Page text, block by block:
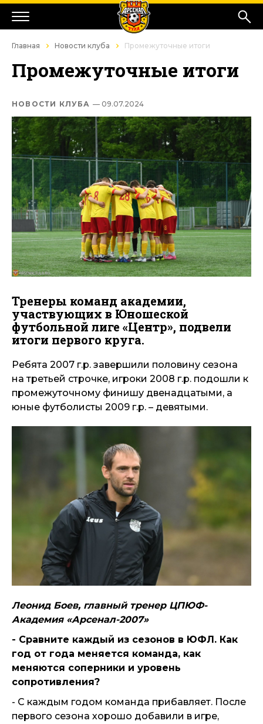
Главная Новости клуба Промежуточные итоги
Промежуточные итоги
НОВОСТИ КЛУБА — 09.07.2024
Тренеры команд академии,
участвующих в Юношеской
футбольной лиге «Центр», подвели
итоги первого круга.
Ребята 2007 г.р. завершили половину сезона
на третьей строчке, игроки 2008 г.р. подошли к
промежуточному финишу двенадцатыми, а
юные футболисты 2009 г.р. – девятыми.
Леонид Боев, главный тренер ЦПЮФ-
Академия «Арсенал-2007»
- Сравните каждый из сезонов в ЮФЛ. Как
год от года меняется команда, как
меняются соперники и уровень
сопротивления?
- С каждым годом команда прибавляет. После
первого сезона хорошо добавили в игре,